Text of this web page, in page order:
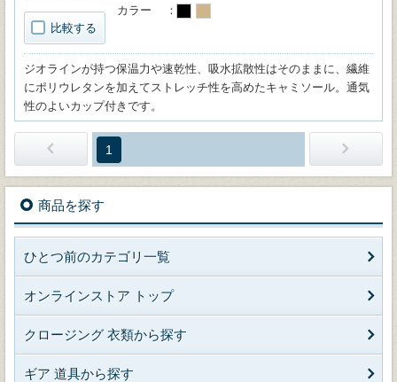
比較する
カラー
ジオラインが持つ保温力や速乾性、吸水拡散性はそのままに、繊維
にポリウレタンを加えてストレッチ性を高めたキャミソール。通気
性のよいカップ付きです。
1
商品を探す
ひとつ前のカテゴリ一覧
オンラインストア トップ
クロージング 衣類から探す
ギア 道具から探す